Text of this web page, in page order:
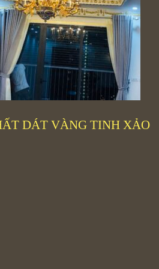
DÁT VÀNG TINH XẢO